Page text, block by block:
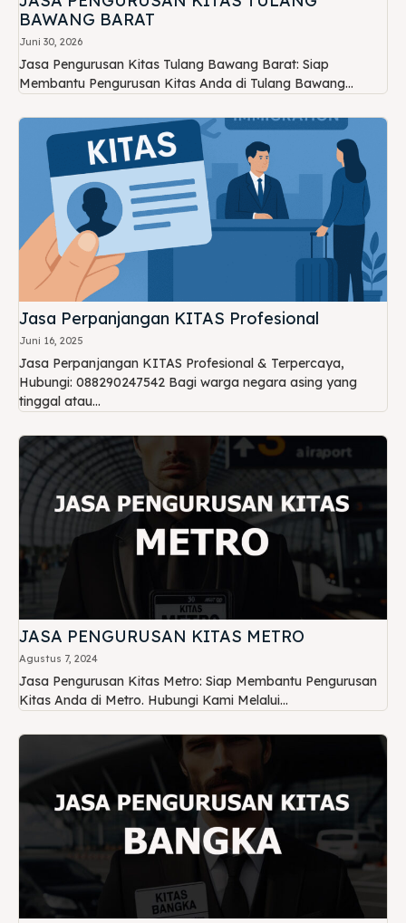
BAWANG BARAT
Juni 30, 2026
Jasa Pengurusan Kitas Tulang Bawang Barat: Siap
Membantu Pengurusan Kitas Anda di Tulang Bawang...
Jasa Perpanjangan KITAS Profesional
Juni 16, 2025
Jasa Perpanjangan KITAS Profesional & Terpercaya,
Hubungi: 088290247542 Bagi warga negara asing yang
tinggal atau...
JASA PENGURUSAN KITAS METRO
Agustus 7, 2024
Jasa Pengurusan Kitas Metro: Siap Membantu Pengurusan
Kitas Anda di Metro. Hubungi Kami Melalui...